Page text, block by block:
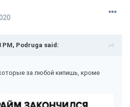
PM, Podruga said:
за любой кипишь, кроме